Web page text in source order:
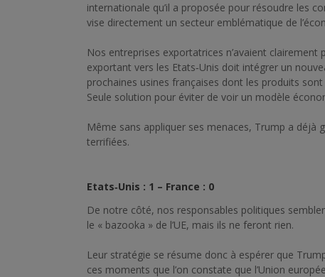
internationale qu’il a proposée pour résoudre les
vise directement un secteur emblématique de
Nos entreprises exportatrices n’avaient clairement
exportant vers les Etats‑Unis doit intégrer un
prochaines usines françaises dont les produits
Seule solution pour éviter de voir un modèle
Même sans appliquer ses menaces, Trump a déjà
terrifiées.
Etats‑Unis : 1 – France : 0
De notre côté, nos responsables politiques
le « bazooka » de l’UE, mais ils ne feront rien.
Leur stratégie se résume donc à espérer que
ces moments que l’on constate que l’Union